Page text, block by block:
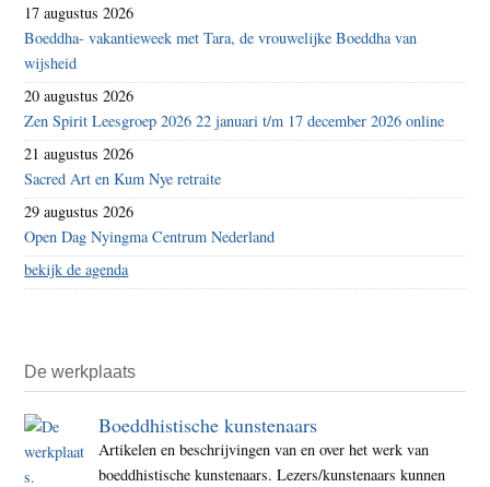
17 augustus 2026
Boeddha- vakantieweek met Tara, de vrouwelijke Boeddha van
wijsheid
20 augustus 2026
Zen Spirit Leesgroep 2026 22 januari t/m 17 december 2026 online
21 augustus 2026
Sacred Art en Kum Nye retraite
29 augustus 2026
Open Dag Nyingma Centrum Nederland
bekijk de agenda
De werkplaats
Boeddhistische kunstenaars
Artikelen en beschrijvingen van en over het werk van
boeddhistische kunstenaars. Lezers/kunstenaars kunnen